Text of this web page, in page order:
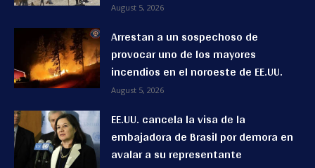
August 5, 2026
Arrestan a un sospechoso de
provocar uno de los mayores
incendios en el noroeste de EE.UU.
August 5, 2026
EE.UU. cancela la visa de la
embajadora de Brasil por demora en
avalar a su representante